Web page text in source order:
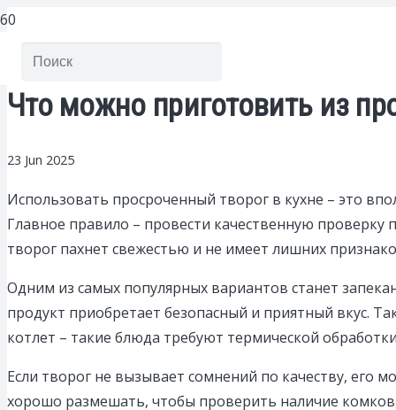
Что можно приготовить из
23 Jun 2025
Использовать просроченный творог в кухне – это
Главное правило – провести качественную проверку
творог пахнет свежестью и не имеет лишних
Одним из самых популярных вариантов станет
продукт приобретает безопасный и приятный вкус.
котлет – такие блюда требуют термической
Если творог не вызывает сомнений по качеству, его
хорошо размешать, чтобы проверить наличие